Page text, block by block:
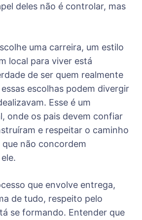
deles não é controlar, mas
uma carreira, um estilo
local para viver está
de ser quem realmente
escolhas podem divergir
Esse é um
onde os pais devem confiar
e respeitar o caminho
não concordem
que envolve entrega,
de tudo, respeito pelo
se formando. Entender que